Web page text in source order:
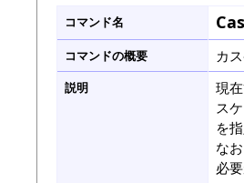
コマンド名
コマンドの概要 カ
説明
現
ス
を
な
必